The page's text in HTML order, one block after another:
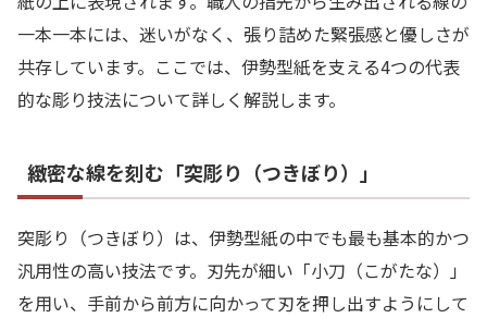
一本一本には、迷いがなく、張り詰めた緊張感と優しさが
共存しています。ここでは、伊勢型紙を支える4つの代表
的な彫り技法について詳しく解説します。
緻密な線を刻む「突彫り（つきぼり）」
突彫り（つきぼり）は、伊勢型紙の中でも最も基本的かつ
汎用性の高い技法です。刃先が細い「小刀（こがたな）」
を用い、手前から前方に向かって刃を押し出すようにして